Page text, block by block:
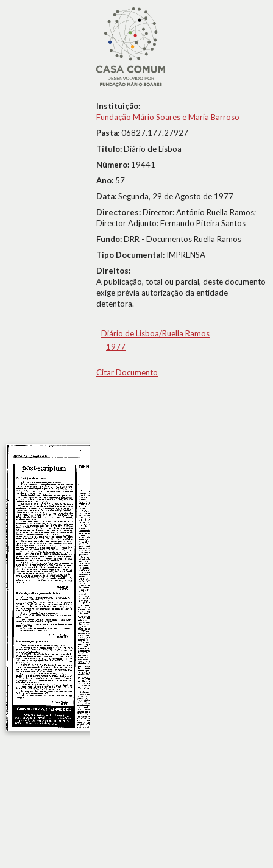
Instituição:
Fundação Mário Soares e Maria Barroso
Pasta:06827.177.27927
Título:Diário de Lisboa
Número: 19441
Ano: 57
Data:Segunda, 29 de Agosto de 1977
Directores:Director: António Ruella Ramos;
Director Adjunto: Fernando Piteira Santos
Fundo:DRR - Documentos Ruella Ramos
Tipo Documental: IMPRENSA
Direitos:
A publicação, total ou parcial, deste documento
exige prévia autorização da entidade
detentora.
Diário de Lisboa/Ruella Ramos
1977
Citar Documento